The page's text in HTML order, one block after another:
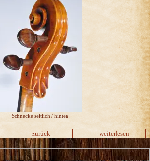
Schnecke seitlich / hinten
zurück weiterlesen